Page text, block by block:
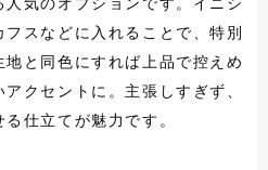
スなどに入れることで、特別
と同色にすれば上品で控えめ
クセントに。主張しすぎず、
仕立てが魅力です。